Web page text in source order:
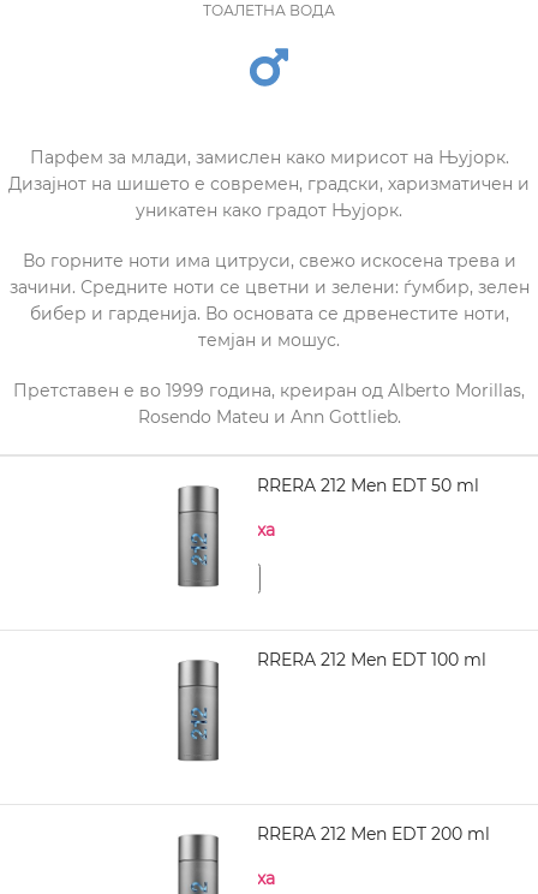
ТОАЛЕТНА ВОДА
Парфем за млади, замислен како мирисот на Њујорк.
Дизајнот на шишето е современ, градски, харизматичен и
уникатен како градот Њујорк.
Во горните ноти има цитруси, свежо искосена трева и
зачини. Средните ноти се цветни и зелени: ѓумбир, зелен
бибер и гарденија. Во основата се дрвенестите ноти,
темјан и мошус.
Претставен е во 1999 година, креиран од Alberto Morillas,
Rosendo Mateu и Ann Gottlieb.
CAROLINA HERRERA 212 Men EDT 50 ml
Нема на залиха
CAROLINA HERRERA 212 Men EDT 100 ml
4.770,00
CAROLINA HERRERA 212 Men EDT 200 ml
Нема на залиха